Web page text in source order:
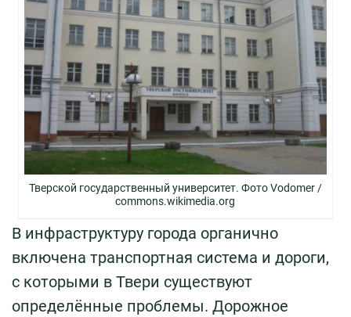
Тверской государственный университет. Фото Vodomer /
commons.wikimedia.org
В инфраструктуру города органично
включена транспортная система и дороги,
с которыми в Твери существуют
определённые проблемы. Дорожное